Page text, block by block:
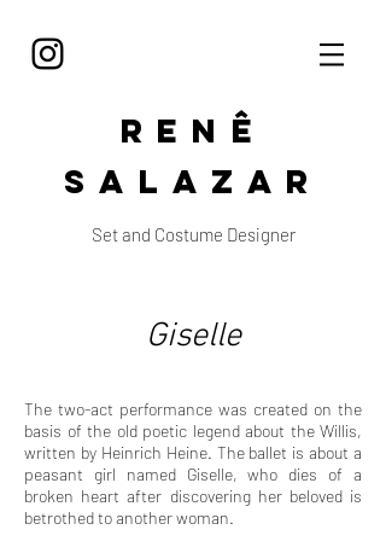
Renê
Salazar
Set and Costume Designer
Giselle
The two-act performance was created on the
basis of the old poetic legend about the Willis,
written by Heinrich Heine. The ballet is about a
peasant girl named Giselle, who dies of a
broken heart after discovering her beloved is
betrothed to another woman.